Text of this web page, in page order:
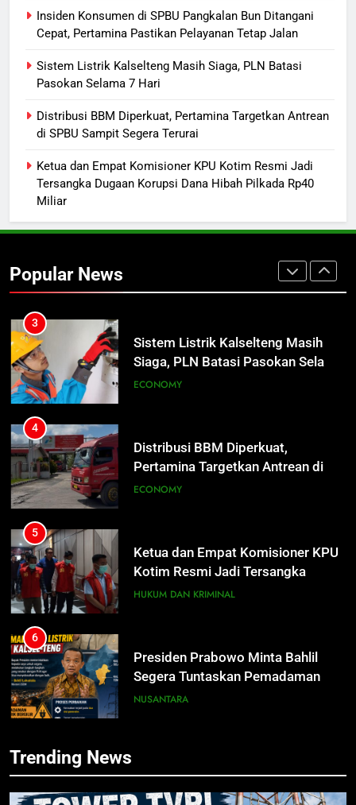
Insiden Konsumen di SPBU Pangkalan Bun Ditangani
Cepat, Pertamina Pastikan Pelayanan Tetap Jalan
Sistem Listrik Kalselteng Masih Siaga, PLN Batasi
Pasokan Selama 7 Hari
Distribusi BBM Diperkuat, Pertamina Targetkan Antrean
di SPBU Sampit Segera Terurai
Ketua dan Empat Komisioner KPU Kotim Resmi Jadi
Tersangka Dugaan Korupsi Dana Hibah Pilkada Rp40
Miliar
Popular News
8
Tak Ada Lagi Pajak Terlewat, GIS
ECONOMY
1
Warga Geger, Seorang IRT Nekat
Hidup
Insiden Konsumen di SPBU
Pangkalan Bun Ditangani Cepat,
Pertamina Pastikan Pelayanan
Tetap Jalan
3
Sistem Listrik Kalselteng Masih
Siaga, PLN Batasi Pasokan Selama
7 Hari
ECONOMY
4
Distribusi BBM Diperkuat,
Pertamina Targetkan Antrean di
SPBU Sampit Segera Terurai
ECONOMY
5
Ketua dan Empat Komisioner KPU
Kotim Resmi Jadi Tersangka
Dugaan Korupsi Dana Hibah
HUKUM DAN KRIMINAL
6
Presiden Prabowo Minta Bahlil
Segera Tuntaskan Pemadaman
Listrik di Kalsel-Teng
NUSANTARA
Luffy, Shinchan, hingga Doraemon
Trending News
5
Ketua dan Empat Komisioner KPU
Kotim Resmi Jadi Tersangka
6